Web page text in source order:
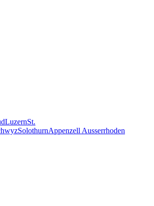
LuzernSt.
SolothurnAppenzell Ausserrhoden